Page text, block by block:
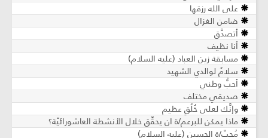
على الله رزقها
ضامن الغزال
أتصدَّق
أنا نظيف
مسابقة زين العباد (عليه السلام)
سلامٌ لوالدي الشهيد
أحبُّ وطني
صديقي مختلف
وإنَّك لعلى خُلُقٍ عظيم
ماذا يمكن للبرعم/ة ان يحقِّق خلال الأنشطة العاشورائيّة؟
مُحِبّ/ة الحسين (عليه السلام)